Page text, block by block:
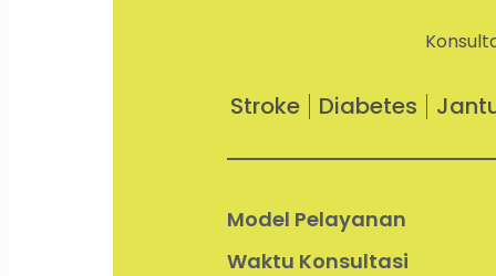
Stroke Diabetes
Model Pelayanan
Waktu Konsultasi